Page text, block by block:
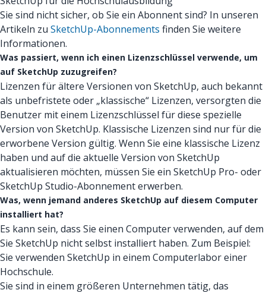
Sie sind nicht sicher, ob Sie ein Abonnent sind? In unseren
Artikeln zu SketchUp-Abonnements finden Sie weitere
Informationen.
Was passiert, wenn ich einen Lizenzschlüssel verwende, um
auf SketchUp zuzugreifen?
Lizenzen für ältere Versionen von SketchUp, auch bekannt
als unbefristete oder „klassische“ Lizenzen, versorgten die
Benutzer mit einem Lizenzschlüssel für diese spezielle
Version von SketchUp. Klassische Lizenzen sind nur für die
erworbene Version gültig. Wenn Sie eine klassische Lizenz
haben und auf die aktuelle Version von SketchUp
aktualisieren möchten, müssen Sie ein SketchUp Pro- oder
SketchUp Studio-Abonnement erwerben.
Was, wenn jemand anderes SketchUp auf diesem Computer
installiert hat?
Es kann sein, dass Sie einen Computer verwenden, auf dem
Sie SketchUp nicht selbst installiert haben. Zum Beispiel:
Sie verwenden SketchUp in einem Computerlabor einer
Hochschule.
Sie sind in einem größeren Unternehmen tätig, das